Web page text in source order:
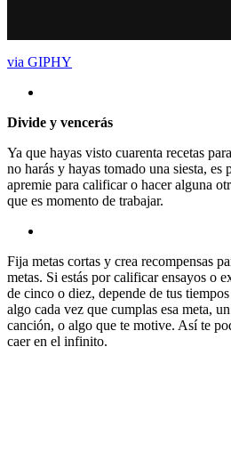
via GIPHY
Divide y vencerás
Ya que hayas visto cuarenta recetas
no harás y hayas tomado una siesta, es
apremie para calificar o hacer alguna
que es momento de trabajar.
Fija metas cortas y crea recompensas
metas. Si estás por calificar ensayos o
de cinco o diez, depende de tus
algo cada vez que cumplas esa meta,
canción, o algo que te motive. Así te
caer en el infinito.